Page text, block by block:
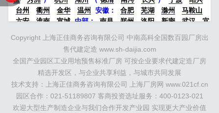
台州
衢州 金华 温州 安徽： 合肥 芜湖 滁州
马鞍山
六安
淮南 宣城 中部： 南昌 郑州 洛阳 新密 武汉
宜
鲁：
北京 天津 廊坊 （ 固安 香河 大厂 永清 三河
霸
涿州 涞水 ） 太原 晋中 沈阳
绵阳
石家庄 沧州 唐山 潍坊 德州 威海 烟台
青岛
珠三角： 广州 东莞 江门 惠州 肇庆 中山 佛山
福建： 福州 漳州 泉州 龙岩 西南： 昆明 南宁 华北： 沈
阳
大连 海外园区： 印尼 泰国 越南 柬埔寨
马来西
亚
新加坡 墨西哥 荷兰 美国 地产商： 灯塔瓴科 中南高
Copyright 上海正佳商务咨询有限公司 中南高科全国数百园厂房出
售代建定造 www.sh-daijia.com
全国产业园区工业用地预售标准厂房 可按企业要求代建定造厂房
精选开发区，与企业共享利益，与城市共同发展
技术支持：上海正佳商务咨询有限公司 上海厂房网 www.021cf.cn
园区合作：021-51189807 客商投资选址服务：400-0123-021
欢迎大型生产制造企业与我们合作开发产业园 实现更大产业价值